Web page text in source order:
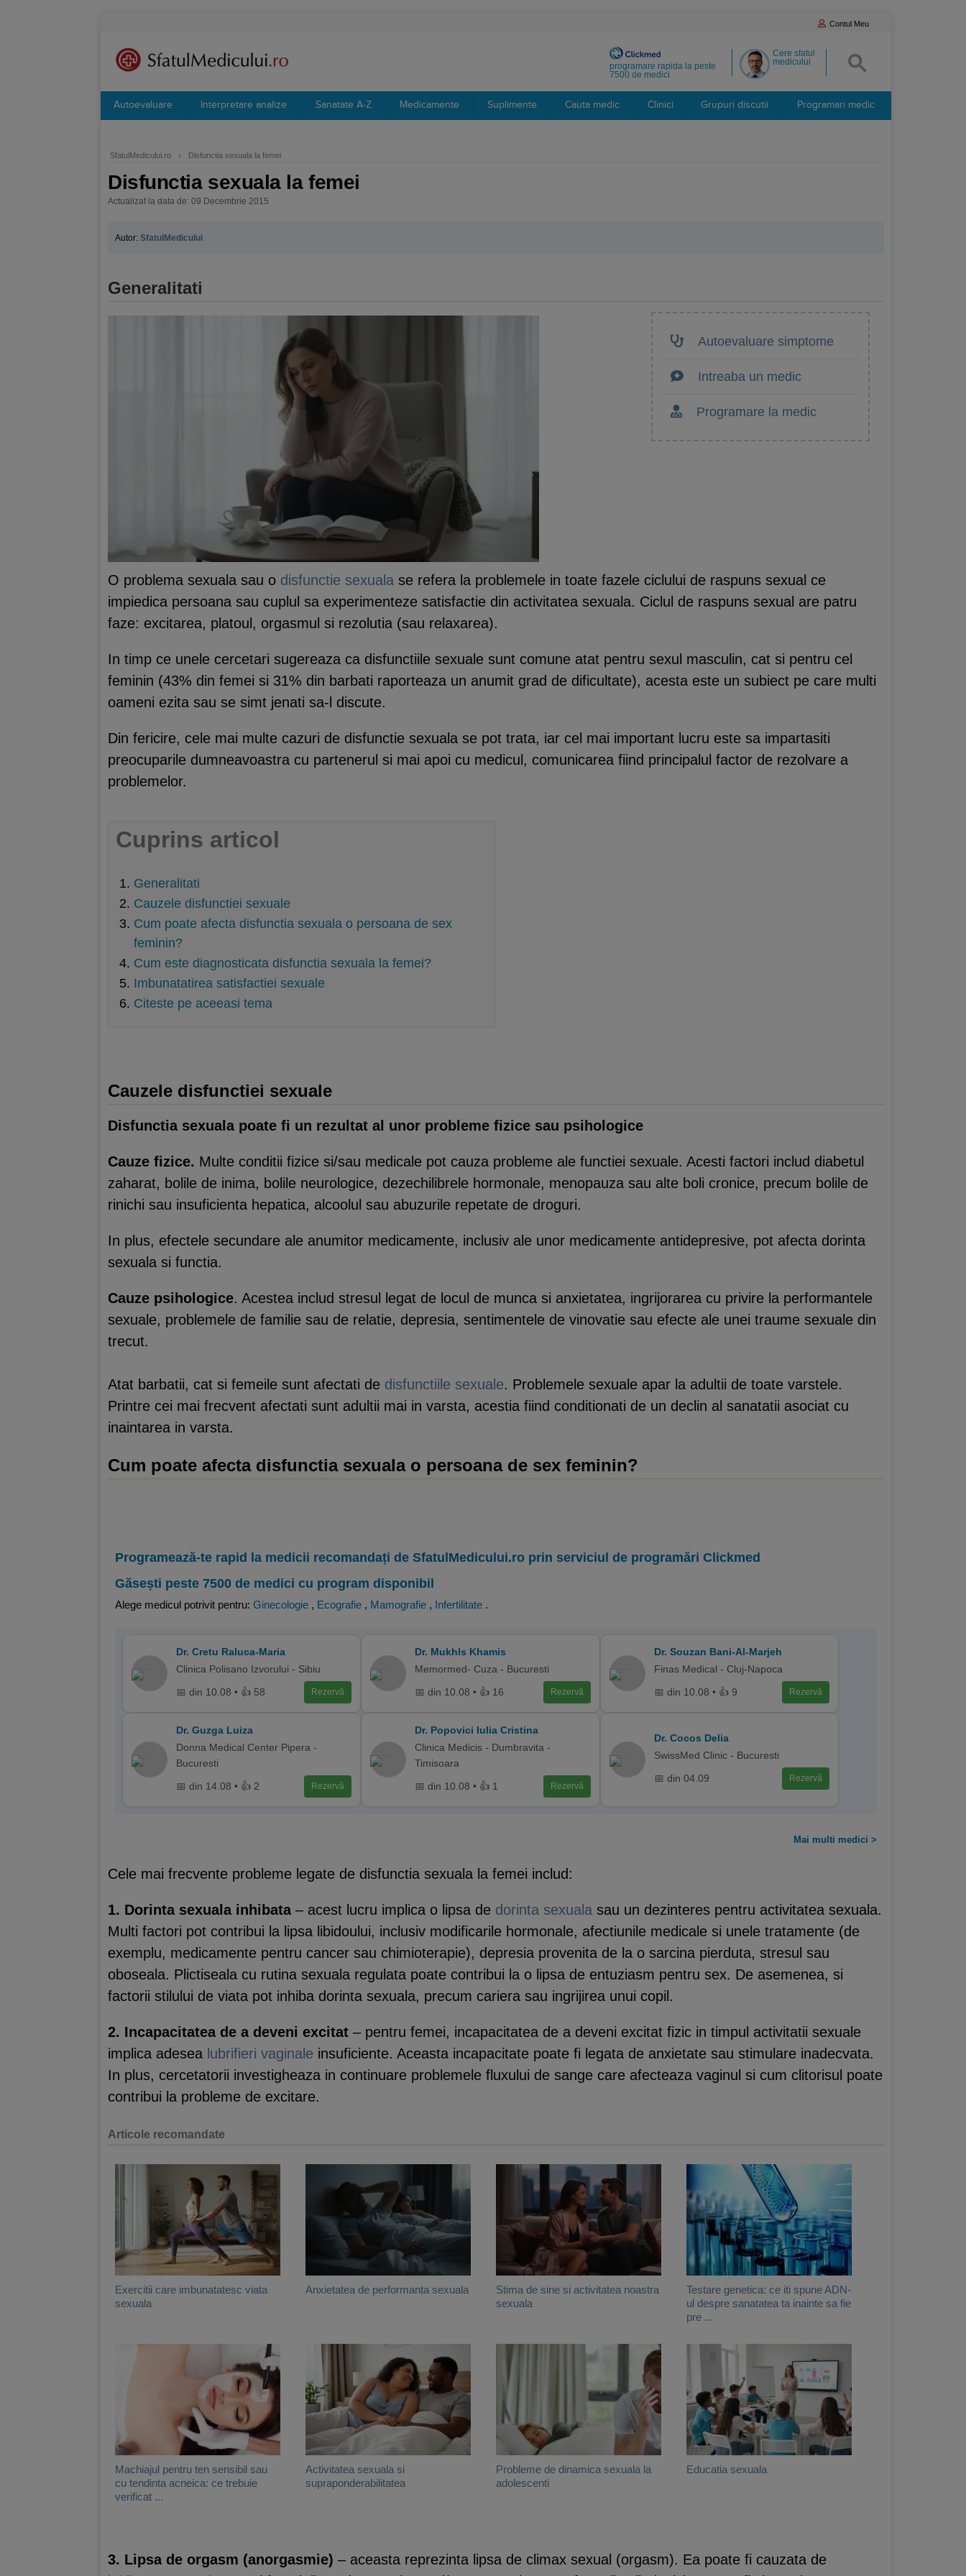
Contul Meu
Cere sfatul
medicului
programare rapida la peste
7500 de medici
Autoevaluare Interpretare analize Sanatate A-Z Medicamente Suplimente Cauta medic Clinici Grupuri discutii Programari medic
SfatulMedicului.ro › Disfunctia sexuala la femei
Disfunctia sexuala la femei
Actualizat la data de: 09 Decembrie 2015
Autor: SfatulMedicului
Generalitati
Autoevaluare simptome
Intreaba un medic
Programare la medic
O problema sexuala sau o disfunctie sexuala se refera la problemele in toate fazele ciclului de raspuns sexual ce
impiedica persoana sau cuplul sa experimenteze satisfactie din activitatea sexuala. Ciclul de raspuns sexual are patru
faze: excitarea, platoul, orgasmul si rezolutia (sau relaxarea).
In timp ce unele cercetari sugereaza ca disfunctiile sexuale sunt comune atat pentru sexul masculin, cat si pentru cel
feminin (43% din femei si 31% din barbati raporteaza un anumit grad de dificultate), acesta este un subiect pe care multi
oameni ezita sau se simt jenati sa-l discute.
Din fericire, cele mai multe cazuri de disfunctie sexuala se pot trata, iar cel mai important lucru este sa impartasiti
preocuparile dumneavoastra cu partenerul si mai apoi cu medicul, comunicarea fiind principalul factor de rezolvare a
problemelor.
Cuprins articol
Generalitati
Cauzele disfunctiei sexuale
Cum poate afecta disfunctia sexuala o persoana de sex
feminin?
Cum este diagnosticata disfunctia sexuala la femei?
Imbunatatirea satisfactiei sexuale
Citeste pe aceeasi tema
Cauzele disfunctiei sexuale
Disfunctia sexuala poate fi un rezultat al unor probleme fizice sau psihologice
Cauze fizice. Multe conditii fizice si/sau medicale pot cauza probleme ale functiei sexuale. Acesti factori includ diabetul
zaharat, bolile de inima, bolile neurologice, dezechilibrele hormonale, menopauza sau alte boli cronice, precum bolile de
rinichi sau insuficienta hepatica, alcoolul sau abuzurile repetate de droguri.
In plus, efectele secundare ale anumitor medicamente, inclusiv ale unor medicamente antidepresive, pot afecta dorinta
sexuala si functia.
Cauze psihologice. Acestea includ stresul legat de locul de munca si anxietatea, ingrijorarea cu privire la performantele
sexuale, problemele de familie sau de relatie, depresia, sentimentele de vinovatie sau efecte ale unei traume sexuale din
trecut.
Atat barbatii, cat si femeile sunt afectati de disfunctiile sexuale. Problemele sexuale apar la adultii de toate varstele.
Printre cei mai frecvent afectati sunt adultii mai in varsta, acestia fiind conditionati de un declin al sanatatii asociat cu
inaintarea in varsta.
Cum poate afecta disfunctia sexuala o persoana de sex feminin?
Programează-te rapid la medicii recomandați de SfatulMedicului.ro prin serviciul de programări Clickmed
Găsești peste 7500 de medici cu program disponibil
Alege medicul potrivit pentru: Ginecologie , Ecografie , Mamografie , Infertilitate .
Dr. Cretu Raluca-Maria
Clinica Polisano Izvorului - Sibiu
📅 din 10.08 • 👍 58 Rezervă
Dr. Mukhls Khamis
Memormed- Cuza - Bucuresti
📅 din 10.08 • 👍 16 Rezervă
Dr. Souzan Bani-Al-Marjeh
Finas Medical - Cluj-Napoca
📅 din 10.08 • 👍 9 Rezervă
Dr. Guzga Luiza
Donna Medical Center Pipera -
Bucuresti
📅 din 14.08 • 👍 2 Rezervă
Dr. Popovici Iulia Cristina
Clinica Medicis - Dumbravita -
Timisoara
📅 din 10.08 • 👍 1 Rezervă
Dr. Cocos Delia
SwissMed Clinic - Bucuresti
📅 din 04.09 Rezervă
Mai multi medici >
Cele mai frecvente probleme legate de disfunctia sexuala la femei includ:
1. Dorinta sexuala inhibata– acest lucru implica o lipsa de dorinta sexuala sau un dezinteres pentru activitatea sexuala.
Multi factori pot contribui la lipsa libidoului, inclusiv modificarile hormonale, afectiunile medicale si unele tratamente (de
exemplu, medicamente pentru cancer sau chimioterapie), depresia provenita de la o sarcina pierduta, stresul sau
oboseala. Plictiseala cu rutina sexuala regulata poate contribui la o lipsa de entuziasm pentru sex. De asemenea, si
factorii stilului de viata pot inhiba dorinta sexuala, precum cariera sau ingrijirea unui copil.
2. Incapacitatea de a deveni excitat – pentru femei, incapacitatea de a deveni excitat fizic in timpul activitatii sexuale
implica adesea lubrifieri vaginale insuficiente. Aceasta incapacitate poate fi legata de anxietate sau stimulare inadecvata.
In plus, cercetatorii investigheaza in continuare problemele fluxului de sange care afecteaza vaginul si cum clitorisul poate
contribui la probleme de excitare.
Articole recomandate
Exercitii care imbunatatesc viata
sexuala
Anxietatea de performanta sexuala
Stima de sine si activitatea noastra
sexuala
Testare genetica: ce iti spune ADN-
ul despre sanatatea ta inainte sa fie
pre ...
Machiajul pentru ten sensibil sau
cu tendinta acneica: ce trebuie
verificat ...
Activitatea sexuala si
supraponderabilitatea
Probleme de dinamica sexuala la
adolescenti
Educatia sexuala
3. Lipsa de orgasm (anorgasmie) – aceasta reprezinta lipsa de climax sexual (orgasm). Ea poate fi cauzata de